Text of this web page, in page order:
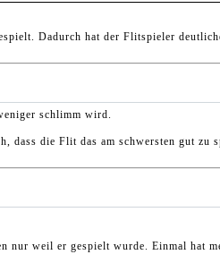
Dadurch hat der Flitspieler
schlimm wird.
die Flit das am schwersten gut zu
weil er gespielt wurde. Einmal hat